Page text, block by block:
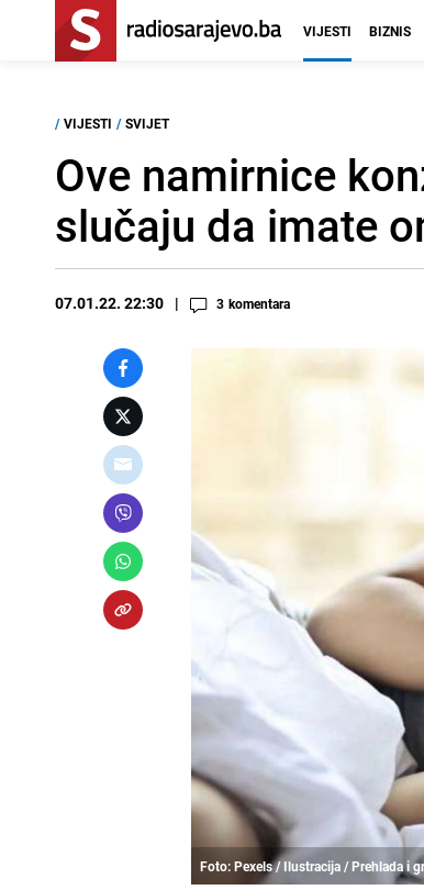
VIJESTI BIZNIS
/ VIJESTI / SVIJET
Ove namirnice
slučaju da imate
07.01.22. 22:30 3 komentara
Foto: Pexels / Ilustracija / Prehlada i